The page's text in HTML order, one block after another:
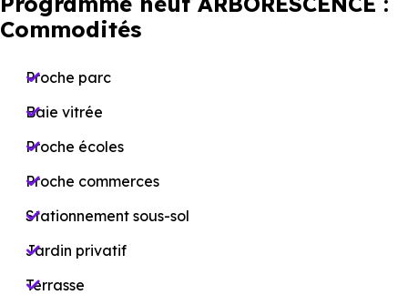
Commodités
Proche parc
Baie vitrée
Proche écoles
Proche commerces
Stationnement sous-sol
Jardin privatif
Terrasse